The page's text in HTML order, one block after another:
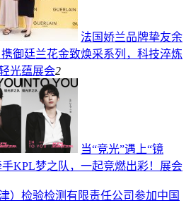
法国娇兰品牌挚友余
御廷兰花金致焕采系列，科技淬炼
光蕴展会2
当“竞光”遇上“镜
KPL梦之队，一起竞燃出彩！ 展会
）检验检测有限责任公司参加中国